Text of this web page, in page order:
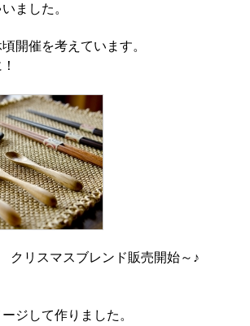
ました。
開催を考えています。
リスマスブレンド販売開始～♪
ジして作りました。